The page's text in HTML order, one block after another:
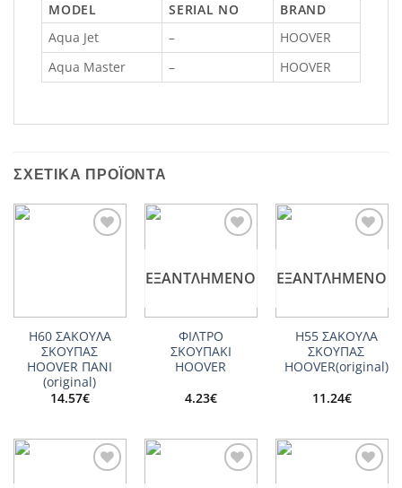
MODEL SERIAL NO
BRAND
Aqua Jet
–
HOOVER
Aqua Master
– HOOVER
ΣΧΕΤΙΚΆ ΠΡΟΪΌΝΤΑ
H60 ΣΑΚΟΥΛΑ
ΣΚΟΥΠΑΣ
HOOVER ΠΑΝΙ
(original)
14.57€
ΕΞΑΝΤΛΗΜΈΝΟ
ΦΙΛΤΡΟ
ΣΚΟΥΠΑΚΙ
HOOVER
4.23€
ΕΞΑΝΤΛΗΜΈΝΟ
Η55 ΣΑΚΟΥΛΑ
ΣΚΟΥΠΑΣ
HOOVER(original)
11.24€